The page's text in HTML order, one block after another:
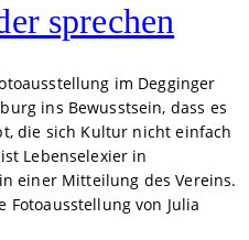
sprechen
im Degginger
ins Bewusstsein, dass es
die sich Kultur nicht einfach
Lebenselexier in
einer Mitteilung des Vereins.
von Julia